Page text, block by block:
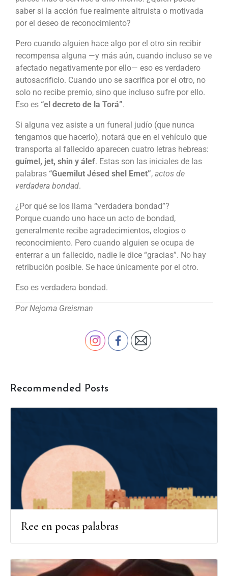
saber si la acción fue realmente altruista o motivada
por el deseo de reconocimiento?
Pero cuando alguien hace algo por el otro sin recibir
recompensa alguna —y más aún, cuando incluso se ve
afectado negativamente por ello— eso es verdadero
autosacrificio. Cuando uno se sacrifica por el otro, no
solo no recibe premio, sino que incluso sufre por ello.
Eso es “el decreto de la Torá”.
Si alguna vez asiste a un funeral judío (que nunca
tengamos que hacerlo), notará que en el vehículo que
transporta al fallecido aparecen cuatro letras hebreas:
guímel, jet, shin y álef. Estas son las iniciales de las
palabras “Guemilut Jésed shel Emet”, actos de
verdadera bondad.
¿Por qué se los llama “verdadera bondad”?
Porque cuando uno hace un acto de bondad,
generalmente recibe agradecimientos, elogios o
reconocimiento. Pero cuando alguien se ocupa de
enterrar a un fallecido, nadie le dice “gracias”. No hay
retribución posible. Se hace únicamente por el otro.
Eso es verdadera bondad.
Por Nejoma Greisman
Recommended Posts
Ree en pocas palabras